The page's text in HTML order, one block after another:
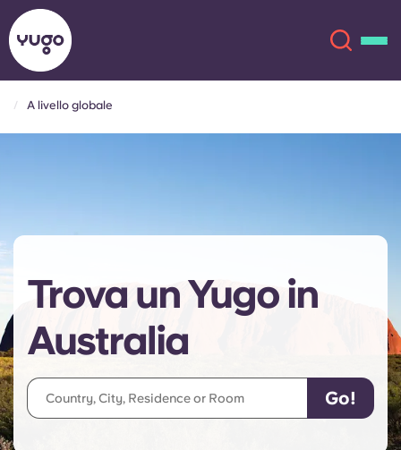
English (GB)
Seleziona un paese
Chinese Español
Català Deutsch
Italian
Portuguese
A livello globale
Trova un Yugo in
Australia